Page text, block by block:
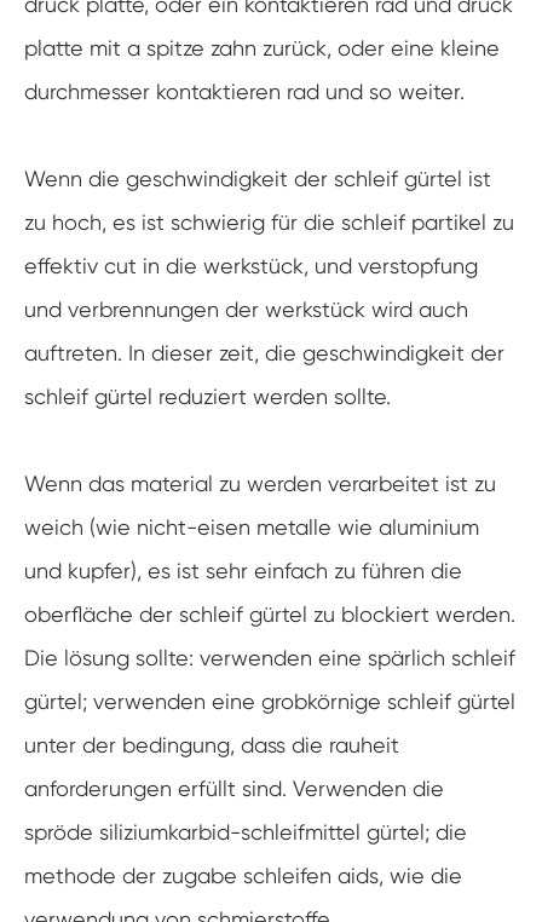
platte mit a spitze zahn zurück, oder eine kleine
durchmesser kontaktieren rad und so weiter.
Wenn die geschwindigkeit der schleif gürtel ist
zu hoch, es ist schwierig für die schleif partikel zu
effektiv cut in die werkstück, und verstopfung
und verbrennungen der werkstück wird auch
auftreten. In dieser zeit, die geschwindigkeit der
schleif gürtel reduziert werden sollte.
Wenn das material zu werden verarbeitet ist zu
weich (wie nicht-eisen metalle wie aluminium
und kupfer), es ist sehr einfach zu führen die
oberfläche der schleif gürtel zu blockiert werden.
Die lösung sollte: verwenden eine spärlich schleif
gürtel; verwenden eine grobkörnige schleif gürtel
unter der bedingung, dass die rauheit
anforderungen erfüllt sind. Verwenden die
spröde siliziumkarbid-schleifmittel gürtel; die
methode der zugabe schleifen aids, wie die